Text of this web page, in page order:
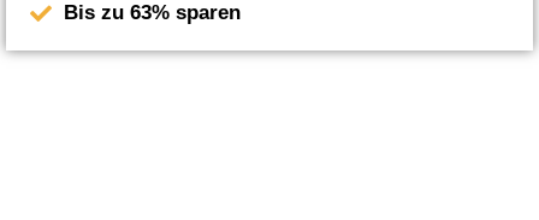
Bis zu 63% sparen